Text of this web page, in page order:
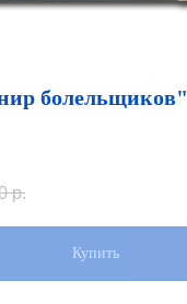
болельщиков"
р.
Купить